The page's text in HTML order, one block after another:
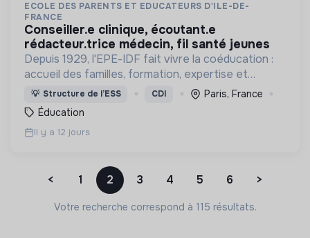
ECOLE DES PARENTS ET EDUCATEURS D'ILE-DE-
FRANCE
conseiller.e clinique, écoutant.e
rédacteur.trice médecin, fil santé jeunes
Depuis 1929, l'EPE-IDF fait vivre la coéducation :
accueil des familles, formation, expertise et
écoute (Fil Santé Jeunes, plateforme nationale).
Rejoignez une équipe engagée depuis un siècle.
💡 Structure de l’ESS CDI
Paris, France
Éducation
Il y a 12 jours
< 1 2 3 4 5 6 >
Votre recherche correspond à 115 résultats.